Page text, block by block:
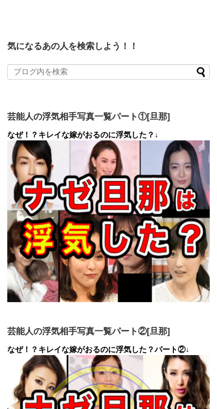
気になるあの人を検索しよう！！
芸能人の浮気相手写真一覧パート①[旦那]
なぜ！？キレイな嫁がおるのに浮気した？↓
芸能人の浮気相手写真一覧パート②[旦那]
なぜ！？キレイな嫁がおるのに浮気した？パート②↓